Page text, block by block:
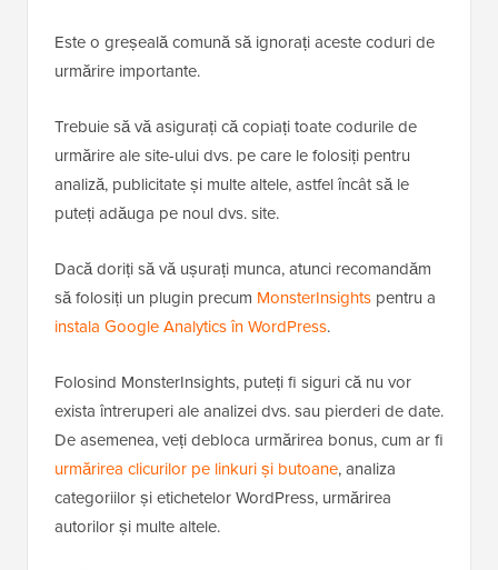
Este o greșeală comună să ignorați aceste coduri de
urmărire importante.
Trebuie să vă asigurați că copiați toate codurile de
urmărire ale site-ului dvs. pe care le folosiți pentru
analiză, publicitate și multe altele, astfel încât să le
puteți adăuga pe noul dvs. site.
Dacă doriți să vă ușurați munca, atunci recomandăm
să folosiți un plugin precum MonsterInsights pentru a
instala Google Analytics în WordPress.
Folosind MonsterInsights, puteți fi siguri că nu vor
exista întreruperi ale analizei dvs. sau pierderi de date.
De asemenea, veți debloca urmărirea bonus, cum ar fi
urmărirea clicurilor pe linkuri și butoane, analiza
categoriilor și etichetelor WordPress, urmărirea
autorilor și multe altele.